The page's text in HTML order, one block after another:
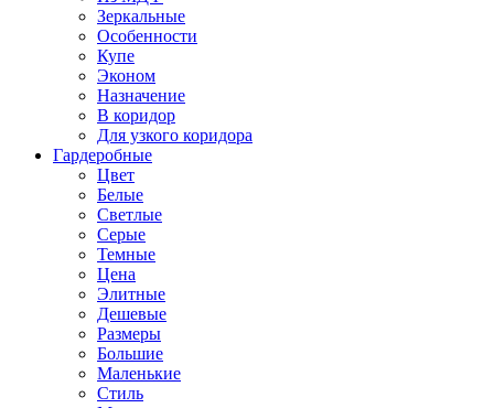
Зеркальные
Особенности
Купе
Эконом
Назначение
В коридор
Для узкого коридора
Гардеробные
Цвет
Белые
Светлые
Серые
Темные
Цена
Элитные
Дешевые
Размеры
Большие
Маленькие
Стиль